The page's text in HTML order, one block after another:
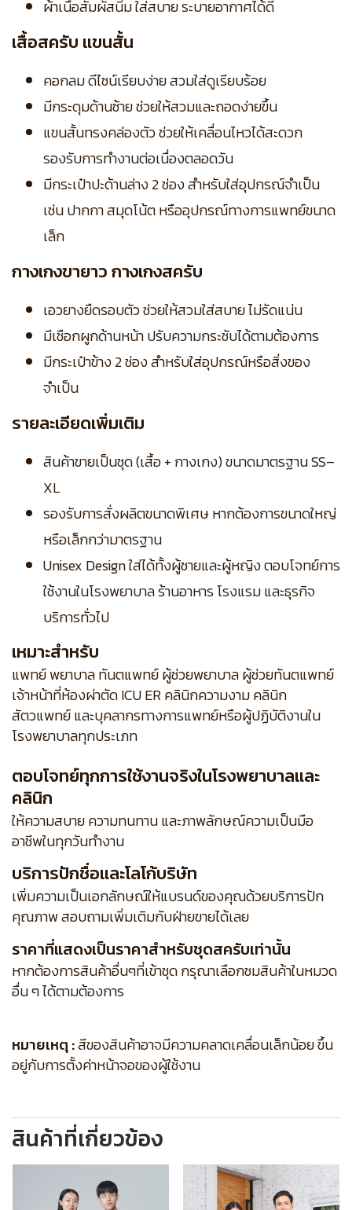
ผ้าเนื้อสัมผัสนิ่ม ใส่สบาย ระบายอากาศได้ดี
เสื้อสครับ แขนสั้น
คอกลม ดีไซน์เรียบง่าย สวมใส่ดูเรียบร้อย
มีกระดุมด้านซ้าย ช่วยให้สวมและถอดง่ายขึ้น
แขนสั้นทรงคล่องตัว ช่วยให้เคลื่อนไหวได้สะดวก
รองรับการทำงานต่อเนื่องตลอดวัน
มีกระเป๋าปะด้านล่าง 2 ช่อง สำหรับใส่อุปกรณ์จำเป็น
เช่น ปากกา สมุดโน้ต หรืออุปกรณ์ทางการแพทย์ขนาด
เล็ก
กางเกงขายาว กางเกงสครับ
เอวยางยืดรอบตัว ช่วยให้สวมใส่สบาย ไม่รัดแน่น
มีเชือกผูกด้านหน้า ปรับความกระชับได้ตามต้องการ
มีกระเป๋าข้าง 2 ช่อง สำหรับใส่อุปกรณ์หรือสิ่งของ
จำเป็น
รายละเอียดเพิ่มเติม
สินค้าขายเป็นชุด (เสื้อ + กางเกง) ขนาดมาตรฐาน SS–
XL
รองรับการสั่งผลิตขนาดพิเศษ หากต้องการขนาดใหญ่
หรือเล็กกว่ามาตรฐาน
Unisex Design ใส่ได้ทั้งผู้ชายและผู้หญิง ตอบโจทย์การ
ใช้งานในโรงพยาบาล ร้านอาหาร โรงแรม และธุรกิจ
บริการทั่วไป
เหมาะสำหรับ
แพทย์ พยาบาล ทันตแพทย์ ผู้ช่วยพยาบาล ผู้ช่วยทันตแพทย์
เจ้าหน้าที่ห้องผ่าตัด ICU ER คลินิกความงาม คลินิก
สัตวแพทย์ และบุคลากรทางการแพทย์หรือผู้ปฏิบัติงานใน
โรงพยาบาลทุกประเภท
ตอบโจทย์ทุกการใช้งานจริงในโรงพยาบาลและ
คลินิก
ให้ความสบาย ความทนทาน และภาพลักษณ์ความเป็นมือ
อาชีพในทุกวันทำงาน
บริการปักชื่อและโลโก้บริษัท
เพิ่มความเป็นเอกลักษณ์ให้แบรนด์ของคุณด้วยบริการปัก
คุณภาพ สอบถามเพิ่มเติมกับฝ่ายขายได้เลย
ราคาที่แสดงเป็นราคาสำหรับชุดสครับเท่านั้น
หากต้องการสินค้าอื่นๆที่เข้าชุด กรุณาเลือกชมสินค้าในหมวด
อื่น ๆ ได้ตามต้องการ
หมายเหตุ :สีของสินค้าอาจมีความคลาดเคลื่อนเล็กน้อย ขึ้น
อยู่กับการตั้งค่าหน้าจอของผู้ใช้งาน
สินค้าที่เกี่ยวข้อง